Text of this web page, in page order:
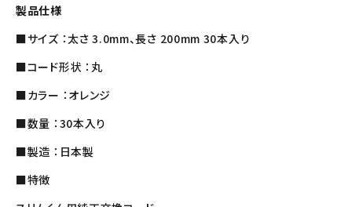
製品仕様
■サイズ ：太さ 3.0mm、長さ 200mm 30本入り
■コード形状 ：丸
■カラー ：オレンジ
■数量 ：30本入り
■製造 ：日本製
■特徴